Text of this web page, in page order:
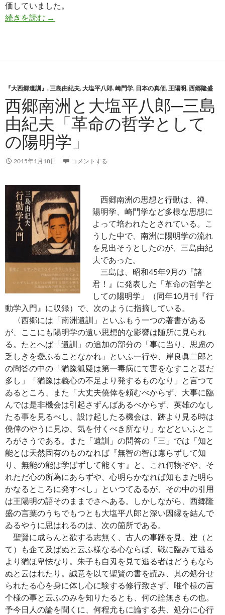
価していました。
続きを読む 『月刊日本』連載「志士の魂を揺り動かした十
→
『大西郷遺訓』 ,三島由紀夫,大塩平八郎,崎門学, 日本の真価,王陽明,西郷隆盛
西郷南洲と大塩平八郎─三島
由紀夫「革命の哲学として
の陽明学」
2015年1月18日 コメントする
西郷南洲の思想と行動は、禅、
陽明学、崎門学など多様な思想に
よって培われたとされている。こ
うした中で、南洲に陽明学の流れ
を見出そうとしたのが、三島由紀
夫であった。
三島は、昭和45年9月の『諸
君！』に発表した「革命の哲学と
しての陽明学」（同年10月刊『行
動学入門』に収録）で、次のように指摘している。
〈西郷には「南洲遺訓」といふもう一つの著書がある
が、ここにも陽明学の遠い思想的な影響は随所に見られ
る。たとへば「遺訓」の追加の部分の「事に当り、思慮の
乏しきを憂ふることなかれ」といふ一行や、岸良眞二郎と
の問答の中の「猶豫狐疑は第一毒病にて害をなすこと甚だ
多し」「猶豫は義心の不足より発するものなり」と言つて
ゐるところ、また「大丈夫僥倖を頼むべからず、大事に臨
んでは是非機会は引起さずんばあるべからず、英雄のなし
たる事を見るべし、設け起したる機会は、跡より見る時は
僥倖のやうに見ゆ、気を付くべき所なり」などといふとこ
ろがさうである。また「遺訓」の問答の「三」では「知と
能とは天然固有のものなれば『無智の智は慮らずして知
り、無能の能は学ばずして能くす』と。これ何物ぞや、そ
れただ心の所為にあらずや、心明らかなれば知もまた明ら
かなるところに発すべし」といつてゐるが、その中の引用
は王陽明の語そのままでさへある。しかしながら、西郷隆
盛の言葉のうちでもつとも大塩平八郎と深い因縁を結んで
ゐるやうに思はれるのは、次の箇所である。
聖賢に成らんと欲する志無く、古人の事跡を見、迚（と
て）も企て及ばぬと云ふ様なる心ならば、戦に臨みて逃る
より猶ほ卑怯なり。朱子も自刄を見て逃る者はどうもなら
ぬと云はれたり。誠意を以て聖賢の書を読み、其の処分せ
られたる心を身に体し心に験する修行致さず、唯个様の言
个様の事と云ふのみを知りたるとも、何の詮無きもの也。
予今日人の論を聞くに、何程尤もに論する共、処分に心行